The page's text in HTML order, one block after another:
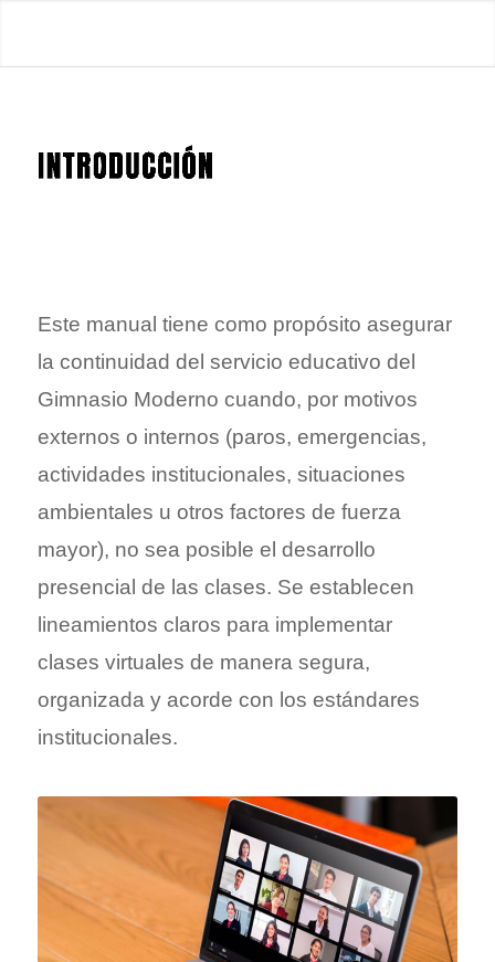
Manual de
Desarrollo de
Situaciones
de
Contingencia
Este manual tiene como propósito asegurar
la continuidad del servicio educativo del
Gimnasio Moderno cuando, por motivos
externos o internos (paros, emergencias,
actividades institucionales, situaciones
ambientales u otros factores de fuerza
mayor), no sea posible el desarrollo
presencial de las clases. Se establecen
lineamientos claros para implementar
clases virtuales de manera segura,
organizada y acorde con los estándares
institucionales.